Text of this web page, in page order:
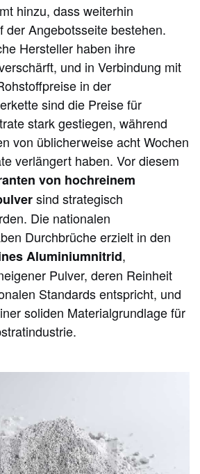
hinzu, dass weiterhin
der Angebotsseite bestehen.
Hersteller haben ihre
und in Verbindung mit
in der
sind die Preise für
stark gestiegen, während
von üblicherweise acht Wochen
verlängert haben. Vor diesem
von hochreinem
sind strategisch
Die nationalen
Durchbrüche erzielt in den
Aluminiumnitrid,
Pulver, deren Reinheit
Standards entspricht, und
soliden Materialgrundlage für